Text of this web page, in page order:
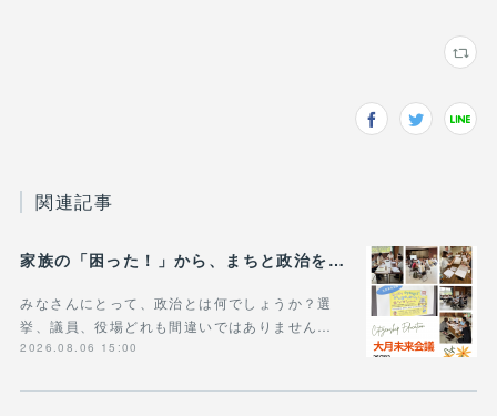
関連記事
家族の「困った！」から、まちと政治を考える――大月未来会議で対話型ワークショップ
みなさんにとって、政治とは何でしょうか？選
挙、議員、役場どれも間違いではありません…
2026.08.06 15:00